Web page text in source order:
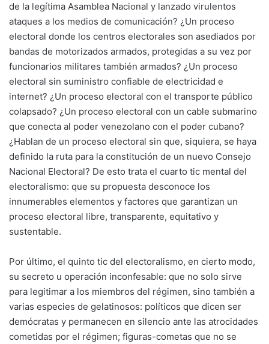
de la legítima Asamblea Nacional y lanzado virulentos
ataques a los medios de comunicación? ¿Un proceso
electoral donde los centros electorales son asediados por
bandas de motorizados armados, protegidas a su vez por
funcionarios militares también armados? ¿Un proceso
electoral sin suministro confiable de electricidad e
internet? ¿Un proceso electoral con el transporte público
colapsado? ¿Un proceso electoral con un cable submarino
que conecta al poder venezolano con el poder cubano?
¿Hablan de un proceso electoral sin que, siquiera, se haya
definido la ruta para la constitución de un nuevo Consejo
Nacional Electoral? De esto trata el cuarto tic mental del
electoralismo: que su propuesta desconoce los
innumerables elementos y factores que garantizan un
proceso electoral libre, transparente, equitativo y
sustentable.
Por último, el quinto tic del electoralismo, en cierto modo,
su secreto u operación inconfesable: que no solo sirve
para legitimar a los miembros del régimen, sino también a
varias especies de gelatinosos: políticos que dicen ser
demócratas y permanecen en silencio ante las atrocidades
cometidas por el régimen; figuras-cometas que no se